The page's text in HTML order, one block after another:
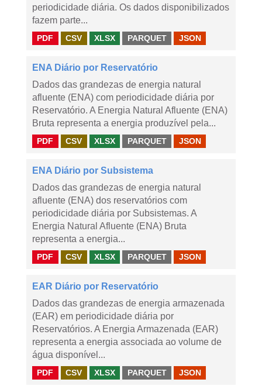
periodicidade diária. Os dados disponibilizados
fazem parte...
PDF CSV XLSX PARQUET JSON
ENA Diário por Reservatório
Dados das grandezas de energia natural
afluente (ENA) com periodicidade diária por
Reservatório. A Energia Natural Afluente (ENA)
Bruta representa a energia produzível pela...
PDF CSV XLSX PARQUET JSON
ENA Diário por Subsistema
Dados das grandezas de energia natural
afluente (ENA) dos reservatórios com
periodicidade diária por Subsistemas. A
Energia Natural Afluente (ENA) Bruta
representa a energia...
PDF CSV XLSX PARQUET JSON
EAR Diário por Reservatório
Dados das grandezas de energia armazenada
(EAR) em periodicidade diária por
Reservatórios. A Energia Armazenada (EAR)
representa a energia associada ao volume de
água disponível...
PDF CSV XLSX PARQUET JSON